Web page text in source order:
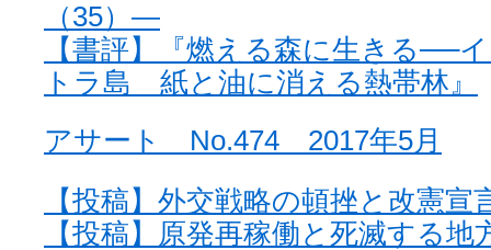
（35）—
【書評】『燃える森に生きる──
トラ島 紙と油に消える熱帯林』
アサート No.474 2017年5月
【投稿】外交戦略の頓挫と改憲宣
【投稿】原発再稼働と死滅する地